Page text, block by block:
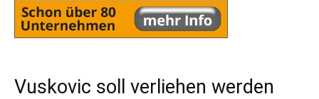
Vuskovic soll verliehen werden